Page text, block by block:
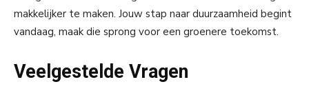
makkelijker te maken. Jouw stap naar duurzaamheid begint
vandaag, maak die sprong voor een groenere toekomst.
Veelgestelde Vragen